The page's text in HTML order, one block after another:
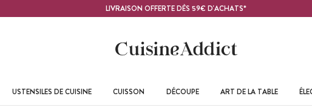
LIVRAISON OFFERTE DÈS 59€ D'ACHATS*
USTENSILES DE CUISINE CUISSON DÉCOUPE ART DE LA TABLE